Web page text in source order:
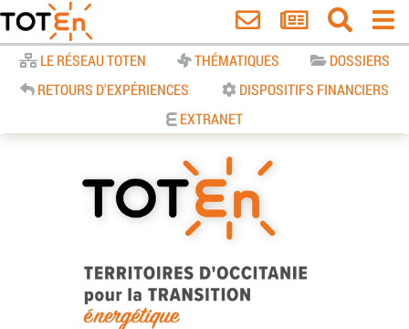
LE RÉSEAU TOTEN THÉMATIQUES
DOSSIERS
RETOURS D'EXPÉRIENCES
DISPOSITIFS FINANCIERS
EXTRANET